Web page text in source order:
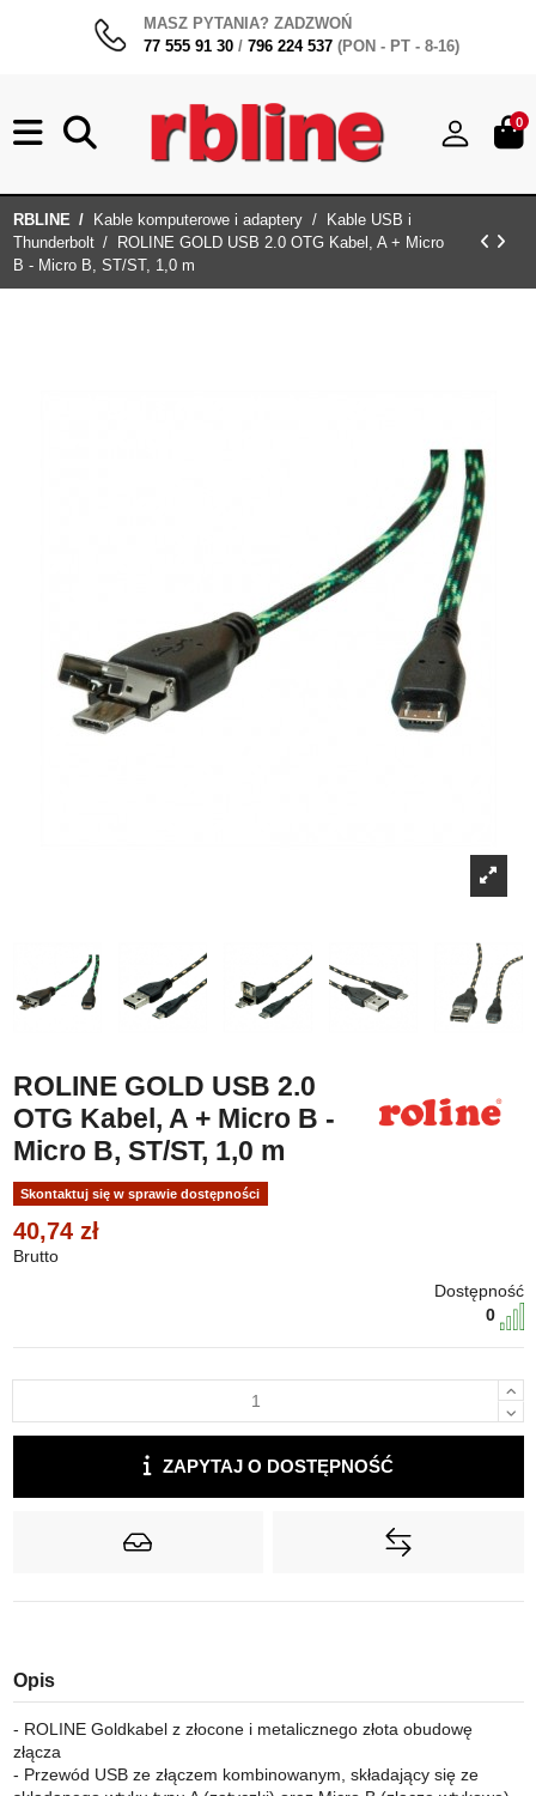
MASZ PYTANIA? ZADZWOŃ
77 555 91 30 / 796 224 537 (PON - PT - 8-16)
0
RBLINE Kable komputerowe i adaptery
Kable USB i
Thunderbolt
ROLINE GOLD USB 2.0 OTG Kabel, A + Micro
B - Micro B, ST/ST, 1,0 m
ROLINE GOLD USB 2.0
OTG Kabel, A + Micro B -
Micro B, ST/ST, 1,0 m
Skontaktuj się w sprawie dostępności
40,74 zł
Brutto
Dostępność
0
ZAPYTAJ O DOSTĘPNOŚĆ
Opis
- ROLINE Goldkabel z złocone i metalicznego złota obudowę
złącza
- Przewód USB ze złączem kombinowanym, składający się ze